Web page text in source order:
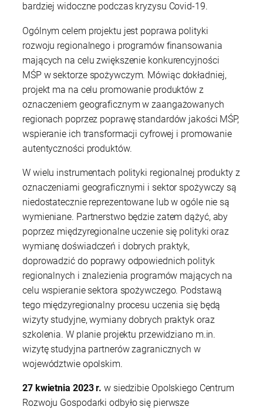
bardziej widoczne podczas kryzysu Covid-19.
Ogólnym celem projektu jest poprawa polityki
rozwoju regionalnego i programów finansowania
mających na celu zwiększenie konkurencyjności
MŚP w sektorze spożywczym. Mówiąc dokładniej,
projekt ma na celu promowanie produktów z
oznaczeniem geograficznym w zaangażowanych
regionach poprzez poprawę standardów jakości MŚP,
wspieranie ich transformacji cyfrowej i promowanie
autentyczności produktów.
W wielu instrumentach polityki regionalnej produkty z
oznaczeniami geograficznymi i sektor spożywczy są
niedostatecznie reprezentowane lub w ogóle nie są
wymieniane. Partnerstwo będzie zatem dążyć, aby
poprzez międzyregionalne uczenie się polityki oraz
wymianę doświadczeń i dobrych praktyk,
doprowadzić do poprawy odpowiednich polityk
regionalnych i znalezienia programów mających na
celu wspieranie sektora spożywczego. Podstawą
tego międzyregionalny procesu uczenia się będą
wizyty studyjne, wymiany dobrych praktyk oraz
szkolenia. W planie projektu przewidziano m.in.
wizytę studyjna partnerów zagranicznych w
województwie opolskim.
27 kwietnia 2023 r. w siedzibie Opolskiego Centrum
Rozwoju Gospodarki odbyło się pierwsze